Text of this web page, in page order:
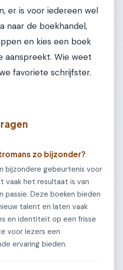
er is voor iedereen wel
naar de boekhandel,
en kies een boek
aanspreekt. Wie weet
favoriete schrijfster.
zo bijzonder?
bijzondere gebeurtenis voor
vaak het resultaat is van
passie. Deze boeken bieden
talent en laten vaak
en identiteit op een frisse
voor lezers een
ervaring bieden.